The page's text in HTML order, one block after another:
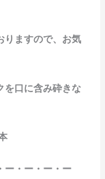
りますので、お気
を口に含み砕きな
ー・ー・ー・ー